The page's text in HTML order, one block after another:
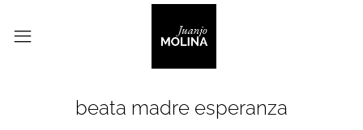
beata madre esperanza